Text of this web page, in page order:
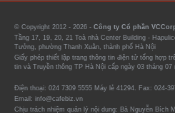
© Copyright 2012 - 2026 - Công ty Cổ phần
Tầng 17, 19, 20, 21 Toà nhà Center Building -
Tưởng, phường Thanh Xuân, thành phố Hà Nội
Giấy phép thiết lập trang thông tin điện tử tổng hợp
tin và Truyền thông TP Hà Nội cấp ngày 03 tháng 07
Điện thoại: 024 7309 5555 Máy lẻ 41294. Fax: 024-
Email: info@cafebiz.vn
Chịu trách nhiệm quản lý nội dung: Bà Nguyễn Bích